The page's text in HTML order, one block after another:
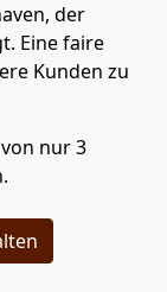
der
Eine faire
Kunden zu
nur 3